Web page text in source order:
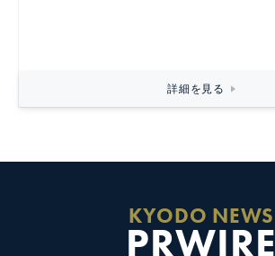
詳細を見る
KYODO NEWS
PRWIRE